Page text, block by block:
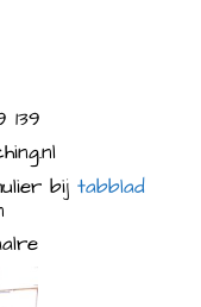
bij tabblad